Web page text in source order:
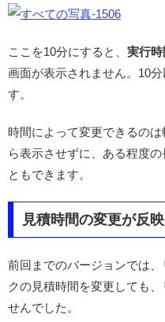
ここを10分にすると、 実行時
画面が表示されません。10
す。
時間によって変更できるの
ら表示させずに、ある程度
ともできます。
見積時間の変更が反映
前回までのバージョンでは
クの見積時間を変更しても
せんでした。